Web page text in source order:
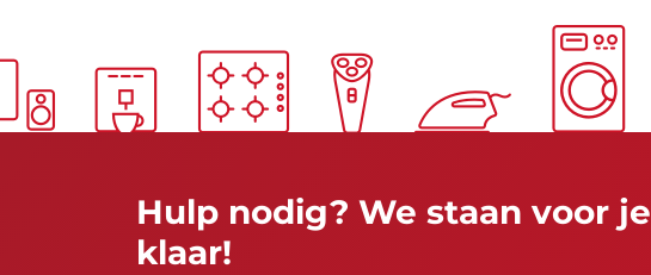
Hulp nodig? We staan voor je
klaar!